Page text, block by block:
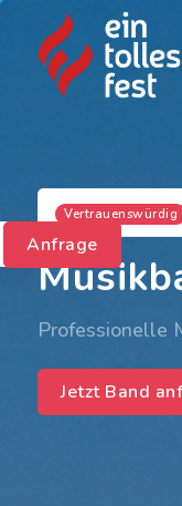
Vertrauenswürdig
Professionelle
Jetzt Band
Anfrage